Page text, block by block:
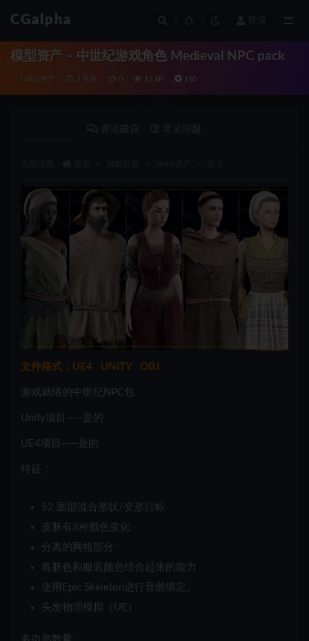
CGalpha
模型资产 – 中世纪游戏角色 Medieval NPC pack
Unity资产 3 月前 0 12.6K 150
评论建议 常见问题
文件格式：UE4 UNITY OBJ
游戏就绪的中世纪NPC包
Unity项目—— 是的
UE4项目—— 是的
特征：
52 面部混合形状/变形目标
皮肤有 3种颜色变化
分离的网格部分
将肤色和服装颜色结合起来的能力
使用 Epic Skeleton 进行骨骼绑定。
头发物理模拟（UE）